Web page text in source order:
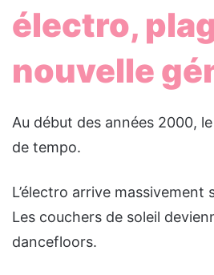
électro,
nouvelle
Au début des années 2000,
de tempo.
L’électro arrive massivement
Les couchers de soleil
dancefloors.